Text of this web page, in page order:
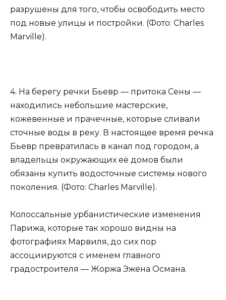
разрушены для того, чтобы освободить место
под новые улицы и постройки. (Фото: Charles
Marville).
4. На берегу речки Бьевр — притока Сены —
находились небольшие мастерские,
кожевенные и прачечные, которые сливали
сточные воды в реку. В настоящее время речка
Бьевр превратилась в канал под городом, а
владельцы окружающих её домов были
обязаны купить водосточные системы нового
поколения. (Фото: Charles Marville).
Колоссальные урбанистические изменения
Парижа, которые так хорошо видны на
фотографиях Марвиля, до сих пор
ассоциируются с именем главного
градостроителя — Жоржа Эжена Османа.